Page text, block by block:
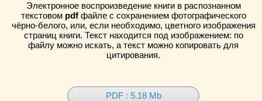
Электронное воспроизведение книги в распознанном
текстовом pdfфайле с сохранением фотографического
чёрно-белого, или, если необходимо, цветного изображения
страниц книги. Текст находится под изображением: по
файлу можно искать, а текст можно копировать для
цитирования.
PDF : 5.18 Mb